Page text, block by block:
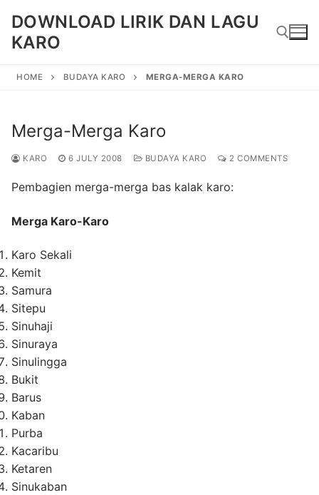
content
DOWNLOAD LIRIK DAN LAGU
KARO
HOME BUDAYA KARO MERGA-MERGA KARO
Merga-Merga Karo
KARO 6 JULY 2008 BUDAYA KARO 2 COMMENTS
Pembagien merga-merga bas kalak karo:
Merga Karo-Karo
Karo Sekali
Kemit
Samura
Sitepu
Sinuhaji
Sinuraya
Sinulingga
Bukit
Barus
Kaban
Purba
Kacaribu
Ketaren
Sinukaban